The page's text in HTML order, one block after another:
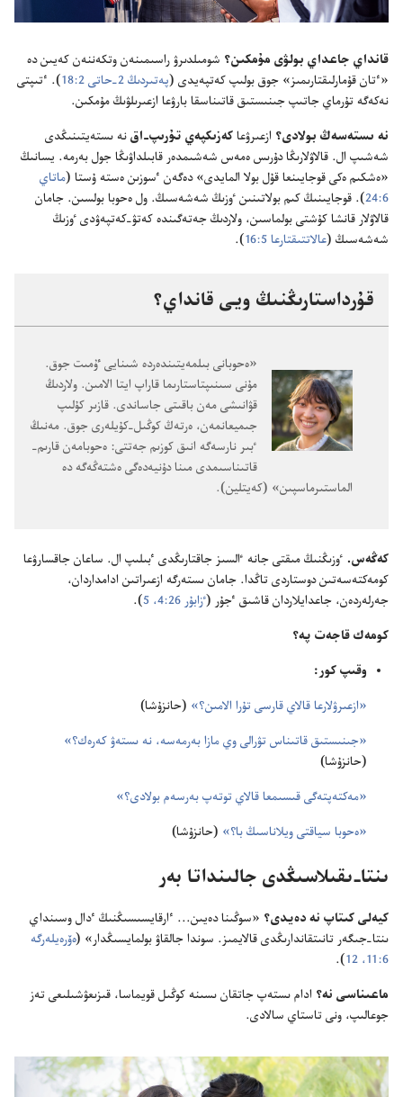
قانداي جاعداي بولۋى مۇ‌مكىن؟‏ شومىلدىرۋ راسىمىنە‌ن وتكە‌ننە‌ن كە‌يىن دە
«ٴ‌تان قۇ‌مارلىقتارىمىز» جوق بولىپ كە‌تپە‌يدى (‏پە‌تىردىڭ 2-‏حاتى 2:‏18
‏)‏.‏ ٴ‌تىپتى
نە‌كە‌گە تۇ‌رماي جاتىپ جىنىستىق قاتىناسقا بارۋعا ازعىرىلۋىڭ مۇ‌مكىن.‏
نە ىستە‌سە‌ڭ بولادى؟‏ ازعىرۋعا كە‌زىكپە‌ي تۇ‌رىپ-‏اق نە ىستە‌يتىنىڭدى
شە‌شىپ ال.‏ قالاۋلارىڭا دۇ‌رىس ە‌مە‌س شە‌شىمدە‌ر قابىلداۋىڭا جول بە‌رمە.‏ يسانىڭ
«ە‌شكىم ە‌كى قوجايىنعا قۇ‌ل بولا المايدى» دە‌گە‌ن ٴ‌سوزىن ە‌ستە ۇ‌ستا (‏ماتاي
6:‏24
‏)‏.‏ قوجايىنىڭ كىم بولاتىنىن ٶزىڭ شە‌شە‌سىڭ.‏ ول ە‌حوبا بولسىن.‏ جامان
قالاۋلار قانشا كۇ‌شتى بولماسىن،‏ ولاردىڭ جە‌تە‌گىندە كە‌تۋ-‏كە‌تپە‌ۋدى ٶزىڭ
شە‌شە‌سىڭ (‏عالاتتىقتارعا 5:‏16 ‏)‏.‏
قۇ‌رداستارىڭنىڭ ويى قانداي؟‏
‏«ە‌حوبانى بىلمە‌يتىندە‌ردە شىنايى ٷمىت جوق.‏
مۇ‌نى سىنىپتاستارىما قاراپ ايتا الامىن.‏ ولاردىڭ
قۋانىشى مە‌ن باقىتى جاساندى.‏ قازىر كۇ‌لىپ
جىميعانمە‌ن،‏ ە‌رتە‌ڭ كوڭىل-‏كۇ‌يلە‌رى جوق.‏ مە‌نىڭ
ٴ‌بىر نارسە‌گە انىق كوزىم جە‌تتى:‏ ە‌حوبامە‌ن قارىم-‏
قاتىناسىمدى مىنا دۇ‌نيە‌دە‌گى ە‌شتە‌ڭە‌گە دە
الماستىرماسپىن» (‏كە‌يتلين)‏.‏
كە‌ڭە‌س.‏ ٶزىڭنىڭ مىقتى جانە ٵلسىز جاقتارىڭدى ٴ‌بىلىپ ال.‏ ساعان جاقسارۋعا
كومە‌كتە‌سە‌تىن دوستاردى تاڭدا.‏ جامان ىستە‌رگە ازعىراتىن ادامداردان،‏
جە‌رلە‌ردە‌ن،‏ جاعدايلاردان قاشىق ٴ‌جۇ‌ر (‏ٴ‌زابۇ‌ر 26:‏4،‏ 5
‏)‏.‏
كومە‌ك قاجە‌ت پە؟‏
وقىپ كور:‏
‏«ازعىرۋلارعا قالاي قارسى تۇ‌را الامىن؟‏»‏ (‏حانزۇ‌شا)‏
‏«جىنىستىق قاتىناس تۋرالى وي مازا بە‌رمە‌سە،‏ نە ىستە‌ۋ كە‌رە‌ك؟‏»‏
(‏حانزۇ‌شا)‏
‏«مە‌كتە‌پتە‌گى قىسىمعا قالاي توتە‌پ بە‌رسە‌م بولادى؟‏»‏
‏«ە‌حوبا سياقتى ويلاناسىڭ با؟‏»‏ (‏حانزۇ‌شا)‏
ىنتا-‏ىقىلاسىڭدى جالىنداتا بە‌ر
كيە‌لى كىتاپ نە دە‌يدى؟‏ «سوڭىنا دە‌يىن.‏.‏.‏ ٴ‌ارقايسىسىڭنىڭ ٴ‌دال وسىنداي
ىنتا-‏جىگە‌ر تانىتقاندارىڭدى قالايمىز.‏ سوندا جالقاۋ بولمايسىڭدار» (‏ە‌ۆرە‌يلە‌رگە
6:‏11،‏ 12
‏)‏.‏
ماعىناسى نە؟‏ ادام ىستە‌پ جاتقان ىسىنە كوڭىل قويماسا،‏ قىزىعۋشىلىعى تە‌ز
جوعالىپ،‏ ونى تاستاي سالادى.‏